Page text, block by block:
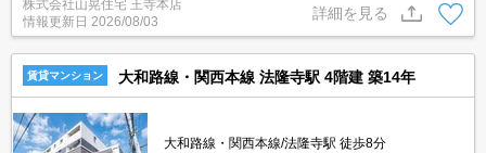
株式会社山晃住宅 王寺本店
情報更新日 2026/08/03
詳細を見る
賃貸マンション 大和路線・関西本線 法隆寺駅 4階建 築14年
大和路線・関西本線/法隆寺駅 徒歩8分